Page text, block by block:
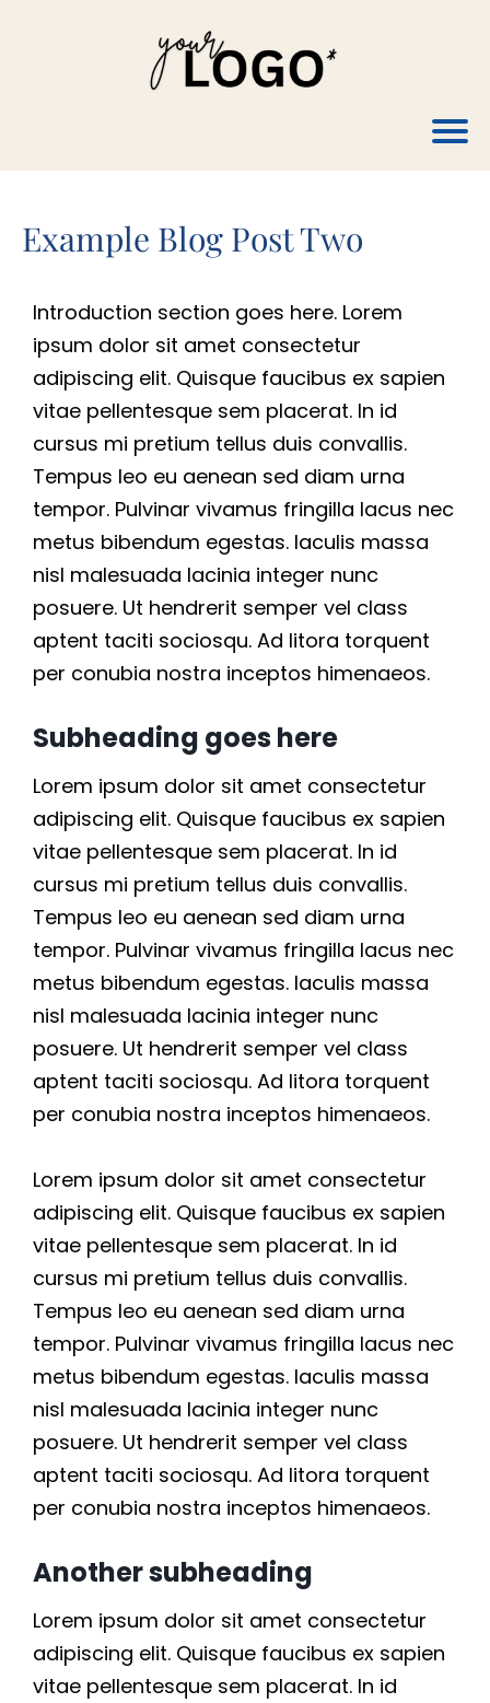
b
o
Example Blog Post Two
Introduction section goes here. Lorem
ipsum dolor sit amet consectetur
adipiscing elit. Quisque faucibus ex sapien
vitae pellentesque sem placerat. In id
cursus mi pretium tellus duis convallis.
Tempus leo eu aenean sed diam urna
tempor. Pulvinar vivamus fringilla lacus nec
metus bibendum egestas. Iaculis massa
nisl malesuada lacinia integer nunc
posuere. Ut hendrerit semper vel class
aptent taciti sociosqu. Ad litora torquent
per conubia nostra inceptos himenaeos.
Subheading goes here
Lorem ipsum dolor sit amet consectetur
adipiscing elit. Quisque faucibus ex sapien
vitae pellentesque sem placerat. In id
cursus mi pretium tellus duis convallis.
Tempus leo eu aenean sed diam urna
tempor. Pulvinar vivamus fringilla lacus nec
metus bibendum egestas. Iaculis massa
nisl malesuada lacinia integer nunc
posuere. Ut hendrerit semper vel class
aptent taciti sociosqu. Ad litora torquent
per conubia nostra inceptos himenaeos.
Lorem ipsum dolor sit amet consectetur
adipiscing elit. Quisque faucibus ex sapien
vitae pellentesque sem placerat. In id
cursus mi pretium tellus duis convallis.
Tempus leo eu aenean sed diam urna
tempor. Pulvinar vivamus fringilla lacus nec
metus bibendum egestas. Iaculis massa
nisl malesuada lacinia integer nunc
posuere. Ut hendrerit semper vel class
aptent taciti sociosqu. Ad litora torquent
per conubia nostra inceptos himenaeos.
Another subheading
Lorem ipsum dolor sit amet consectetur
adipiscing elit. Quisque faucibus ex sapien
vitae pellentesque sem placerat. In id